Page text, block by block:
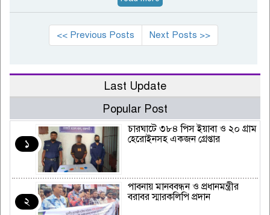
<< Previous Posts Next Posts >>
Last Update
Popular Post
১
চারঘাটে ৩৮৪ পিস ইয়াবা ও ২০ গ্রাম
হেরোইনসহ একজন গ্রেপ্তার
২
পাবনায় মানববন্ধন ও প্রধানমন্ত্রীর
বরাবর স্মারকলিপি প্রদান